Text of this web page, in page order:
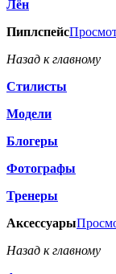
Лён
Пиплспейс
Назад к главному
Стилисты
Модели
Блогеры
Фотографы
Тренеры
Аксессуары
Назад к главному